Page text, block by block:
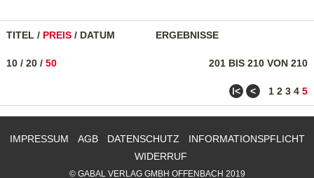
TITEL / PREIS / DATUM ERGEBNISSE
201 BIS 210 VON 210
10 / 20 / 50
ǀ< < 1 2 3 4 5
IMPRESSUM AGB DATENSCHUTZ
INFORMATIONSPFLICHT
WIDERRUF
© GABAL VERLAG GMBH OFFENBACH 2019